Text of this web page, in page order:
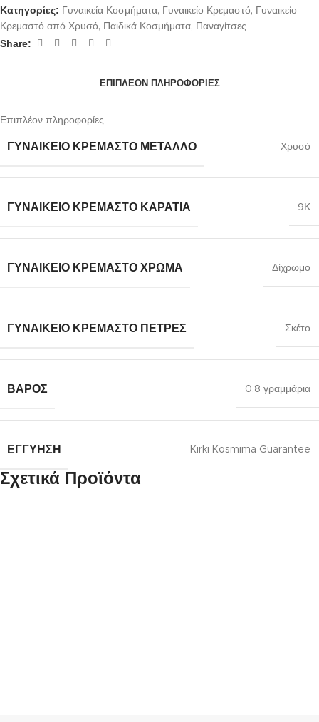
Κατηγορίες: Γυναικεία Κοσμήματα, Γυναικείο Κρεμαστό,
Γυναικείο
Κρεμαστό από Χρυσό, Παιδικά Κοσμήματα, Παναγίτσες
Share:
ΕΠΙΠΛΈΟΝ ΠΛΗΡΟΦΟΡΊΕΣ
Επιπλέον πληροφορίες
ΓΥΝΑΙΚΕΊΟ ΚΡΕΜΑΣΤΌ ΜΈΤΑΛΛΟ Χρυσό
ΓΥΝΑΙΚΕΊΟ ΚΡΕΜΑΣΤΌ ΚΑΡΆΤΙΑ 9Κ
ΓΥΝΑΙΚΕΊΟ ΚΡΕΜΑΣΤΌ ΧΡΏΜΑ Δίχρωμο
ΓΥΝΑΙΚΕΊΟ ΚΡΕΜΑΣΤΌ ΠΈΤΡΕΣ Σκέτο
ΒΆΡΟΣ 0,8 γραμμάρια
ΕΓΓΎΗΣΗ Kirki Kosmima Guarantee
Σχετικά Προϊόντα